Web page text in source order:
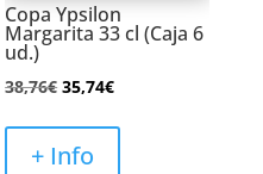
Copa Ypsilon
Margarita 33 cl (Caja 6
ud.)
38,76€ El
original
35,74€El
+ Info